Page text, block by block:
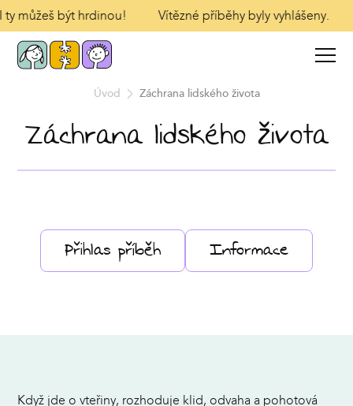
ty můžeš být hrdinou! Vítězné příběhy byly vyhlášeny.
Úvod Záchrana lidského života
Záchrana lidského života
Přihlas příběh Informace
Když jde o vteřiny, rozhoduje klid, odvaha a pohotová